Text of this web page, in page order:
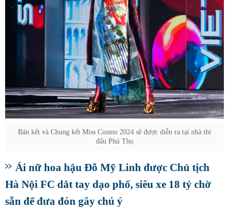
Bán kết và Chung kết Miss Cosmo 2024 sẽ được diễn ra tại nhà thi
đấu Phú Thọ
Ái nữ hoa hậu Đỗ Mỹ Linh được Chủ tịch
Hà Nội FC dắt tay dạo phố, siêu xe 18 tỷ chờ
sẵn để đưa đón gây chú ý